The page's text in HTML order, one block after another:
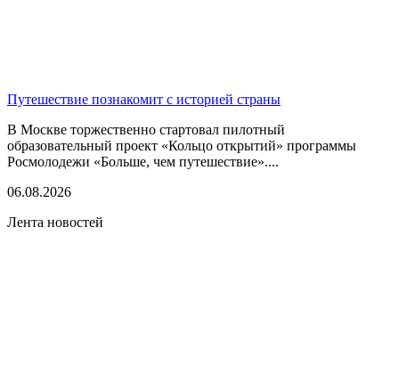
Путешествие познакомит с историей страны
В Москве торжественно стартовал пилотный
образовательный проект «Кольцо открытий» программы
Росмолодежи «Больше, чем путешествие»....
06.08.2026
Лента новостей